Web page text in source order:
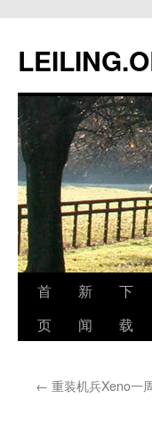
文
首
页
新
闻
下
载
← 重装机兵Xeno一